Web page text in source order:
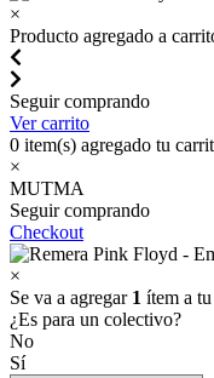
×
Producto agregado a
Seguir comprando
Ver carrito
0 item(s) agregado tu
×
MUTMA
Seguir comprando
Checkout
×
Se va a agregar 1 ítem a
¿Es para un colectivo?
No
Sí